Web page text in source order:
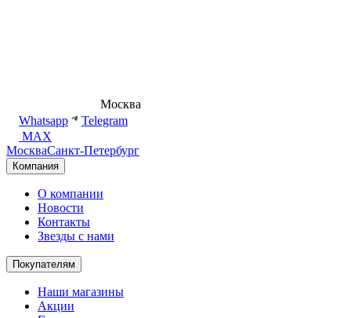
Москва
Whatsapp
Telegram
MAX
МоскваСанкт-Петербург
Компания
О компании
Новости
Контакты
Звезды с нами
Покупателям
Наши магазины
Акции